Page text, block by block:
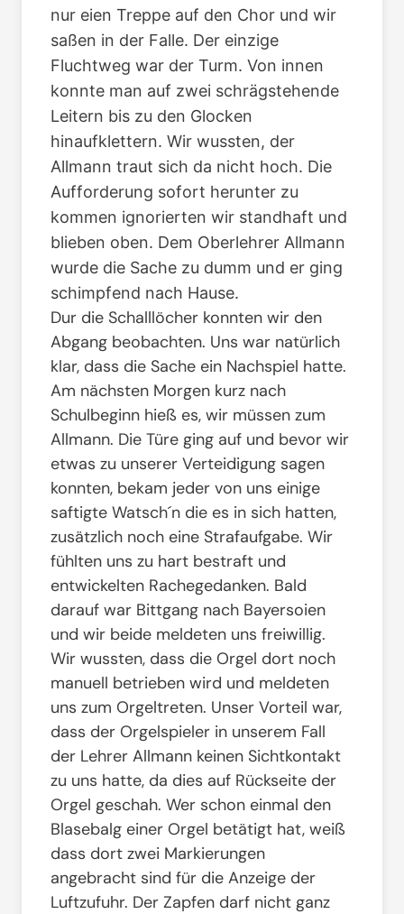
nur eien Treppe auf den Chor und wir
saßen in der Falle. Der einzige
Fluchtweg war der Turm. Von innen
konnte man auf zwei schrägstehende
Leitern bis zu den Glocken
hinaufklettern. Wir wussten, der
Allmann traut sich da nicht hoch. Die
Aufforderung sofort herunter zu
kommen ignorierten wir standhaft und
blieben oben. Dem Oberlehrer Allmann
wurde die Sache zu dumm und er ging
schimpfend nach Hause.
Dur die Schalllöcher konnten wir den
Abgang beobachten. Uns war natürlich
klar, dass die Sache ein Nachspiel hatte.
Am nächsten Morgen kurz nach
Schulbeginn hieß es, wir müssen zum
Allmann. Die Türe ging auf und bevor wir
etwas zu unserer Verteidigung sagen
konnten, bekam jeder von uns einige
saftigte Watsch´n die es in sich hatten,
zusätzlich noch eine Strafaufgabe. Wir
fühlten uns zu hart bestraft und
entwickelten Rachegedanken. Bald
darauf war Bittgang nach Bayersoien
und wir beide meldeten uns freiwillig.
Wir wussten, dass die Orgel dort noch
manuell betrieben wird und meldeten
uns zum Orgeltreten. Unser Vorteil war,
dass der Orgelspieler in unserem Fall
der Lehrer Allmann keinen Sichtkontakt
zu uns hatte, da dies auf Rückseite der
Orgel geschah. Wer schon einmal den
Blasebalg einer Orgel betätigt hat, weiß
dass dort zwei Markierungen
angebracht sind für die Anzeige der
Luftzufuhr. Der Zapfen darf nicht ganz